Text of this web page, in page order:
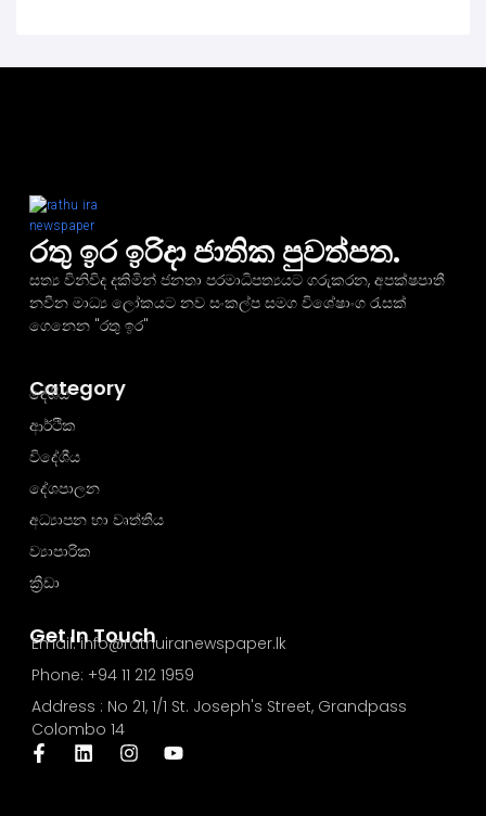
රතු ඉර ඉරිදා ජාතික පුවත්පත.
සත්‍ය විනිවිද දකිමින් ජනතා පරමාධිපත්‍යයට ගරුකරන, අපක්ෂපාතී
නවීන මාධ්‍ය ලෝකයට නව සංකල්ප සමග විශේෂාංග රැසක්
ගෙනෙන "රතු ඉර"
Get In Touch
Email: info@rathuiranewspaper.lk
Phone: +94 11 212 1959
Address : No 21, 1/1 St. Joseph's Street, Grandpass
Colombo 14
Category
දේශීය
ආර්ථික
විදේශීය
දේශපාලන
අධ්‍යාපන හා වෘත්තීය
ව්‍යාපාරික
ක්‍රීඩා